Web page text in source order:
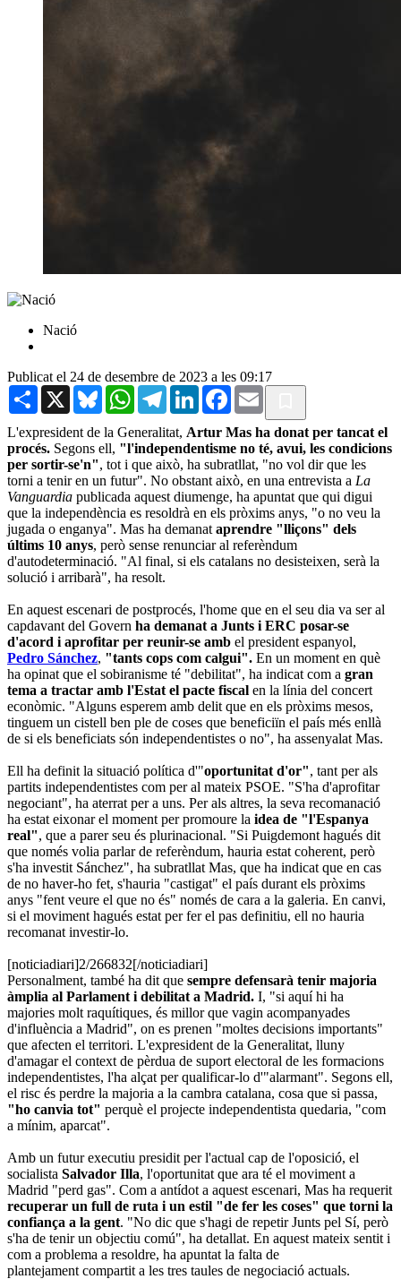
Nació
Publicat el 24 de desembre de 2023 a les 09:17
Share X BlueskyWhatsAppTelegramLinkedInFacebook
Email
L'expresident de la Generalitat, Artur Mas ha donat per tancat el
procés. Segons ell, "l'independentisme no té, avui, les condicions
per sortir-se'n", tot i que això, ha subratllat, "no vol dir que les
torni a tenir en un futur". No obstant això, en una entrevista a La
Vanguardia publicada aquest diumenge, ha apuntat que qui digui
que la independència es resoldrà en els pròxims anys, "o no veu la
jugada o enganya". Mas ha demanat aprendre "lliçons" dels
últims 10 anys, però sense renunciar al referèndum
d'autodeterminació. "Al final, si els catalans no desisteixen, serà la
solució i arribarà", ha resolt.
En aquest escenari de postprocés, l'home que en el seu dia va ser al
capdavant del Govern ha demanat a Junts i ERC posar-se
d'acord i aprofitar per reunir-se amb el president espanyol,
Pedro Sánchez, "tants cops com calgui". En un moment en què
ha opinat que el sobiranisme té "debilitat", ha indicat com a gran
tema a tractar amb l'Estat el pacte fiscal en la línia del concert
econòmic. "Alguns esperem amb delit que en els pròxims mesos,
tinguem un cistell ben ple de coses que beneficiïn el país més enllà
de si els beneficiats són independentistes o no", ha assenyalat Mas.
Ell ha definit la situació política d'"oportunitat d'or", tant per als
partits independentistes com per al mateix PSOE. "S'ha d'aprofitar
negociant", ha aterrat per a uns. Per als altres, la seva recomanació
ha estat eixonar el moment per promoure la idea de "l'Espanya
real", que a parer seu és plurinacional. "Si Puigdemont hagués dit
que només volia parlar de referèndum, hauria estat coherent, però
s'ha investit Sánchez", ha subratllat Mas, que ha indicat que en cas
de no haver-ho fet, s'hauria "castigat" el país durant els pròxims
anys "fent veure el que no és" només de cara a la galeria. En canvi,
si el moviment hagués estat per fer el pas definitiu, ell no hauria
recomanat investir-lo.
[noticiadiari]2/266832[/noticiadiari]
Personalment, també ha dit que sempre defensarà tenir majoria
àmplia al Parlament i debilitat a Madrid. I, "si aquí hi ha
majories molt raquítiques, és millor que vagin acompanyades
d'influència a Madrid", on es prenen "moltes decisions importants"
que afecten el territori. L'expresident de la Generalitat, lluny
d'amagar el context de pèrdua de suport electoral de les formacions
independentistes, l'ha alçat per qualificar-lo d'"alarmant". Segons ell,
el risc és perdre la majoria a la cambra catalana, cosa que si passa,
"ho canvia tot" perquè el projecte independentista quedaria, "com
a mínim, aparcat".
Amb un futur executiu presidit per l'actual cap de l'oposició, el
socialista Salvador Illa, l'oportunitat que ara té el moviment a
Madrid "perd gas". Com a antídot a aquest escenari, Mas ha requerit
recuperar un full de ruta i un estil "de fer les coses" que torni la
confiança a la gent. "No dic que s'hagi de repetir Junts pel Sí, però
s'ha de tenir un objectiu comú", ha detallat. En aquest mateix sentit i
com a problema a resoldre, ha apuntat la falta de
plantejament compartit a les tres taules de negociació actuals.